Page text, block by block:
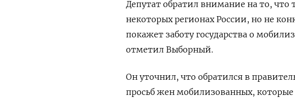
Депутат обратил внимание на то, что
некоторых регионах России, но не
покажет заботу государства о
отметил Выборный.
Он уточнил, что обратился в
просьб жен мобилизованных, которые